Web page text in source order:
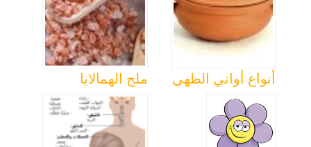
ملح الهمالايا أنواع أواني الطهي